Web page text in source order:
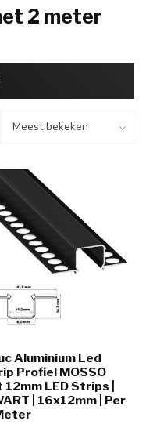
2 meter
Aluminium Led
Profiel MOSSO
LED Strips |
| 16x12mm | Per